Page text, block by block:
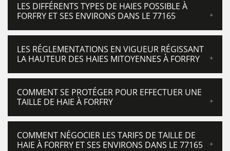
LES DIFFÉRENTS TYPES DE HAIES POSSIBLE À
FORFRY ET SES ENVIRONS DANS LE 77165
LES RÉGLEMENTATIONS EN VIGUEUR RÉGISSANT
LA HAUTEUR DES HAIES MITOYENNES À FORFRY
COMMENT SE PROTÉGER POUR EFFECTUER UNE
TAILLE DE HAIE À FORFRY
COMMENT NÉGOCIER LES TARIFS DE TAILLE DE
HAIE À FORFRY ET SES ENVIRONS DANS LE 77165